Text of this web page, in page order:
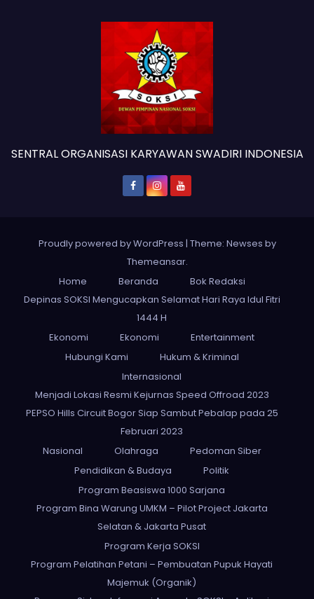
SENTRAL ORGANISASI KARYAWAN SWADIRI INDONESIA
Proudly powered by WordPress | Theme: Newses by
Themeansar.
Home
Beranda
Bok Redaksi
Depinas SOKSI Mengucapkan Selamat Hari Raya Idul Fitri
1444 H
Ekonomi
Ekonomi
Entertainment
Hubungi Kami
Hukum & Kriminal
Internasional
Menjadi Lokasi Resmi Kejurnas Speed Offroad 2023
PEPSO Hills Circuit Bogor Siap Sambut Pebalap pada 25
Februari 2023
Nasional
Olahraga
Pedoman Siber
Pendidikan & Budaya
Politik
Program Beasiswa 1000 Sarjana
Program Bina Warung UMKM – Pilot Project Jakarta
Selatan & Jakarta Pusat
Program Kerja SOKSI
Program Pelatihan Petani – Pembuatan Pupuk Hayati
Majemuk (Organik)